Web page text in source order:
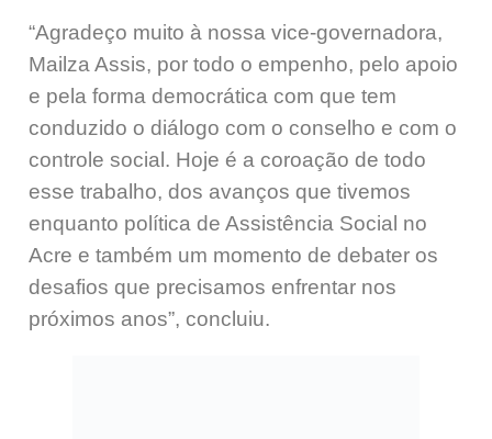
“Agradeço muito à nossa vice-governadora,
Mailza Assis, por todo o empenho, pelo apoio
e pela forma democrática com que tem
conduzido o diálogo com o conselho e com o
controle social. Hoje é a coroação de todo
esse trabalho, dos avanços que tivemos
enquanto política de Assistência Social no
Acre e também um momento de debater os
desafios que precisamos enfrentar nos
próximos anos”, concluiu.